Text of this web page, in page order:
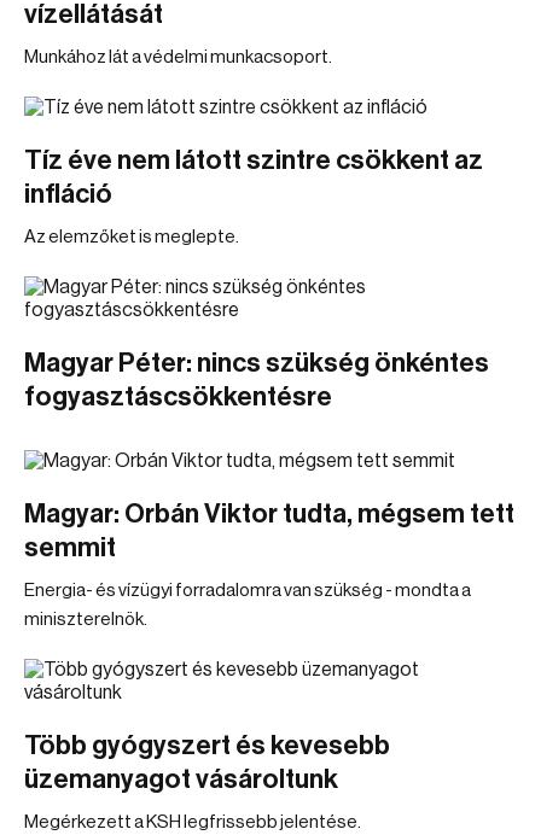
vízellátását
Munkához lát a védelmi munkacsoport.
Tíz éve nem látott szintre csökkent az
infláció
Az elemzőket is meglepte.
Magyar Péter: nincs szükség önkéntes
fogyasztáscsökkentésre
Magyar: Orbán Viktor tudta, mégsem tett
semmit
Energia- és vízügyi forradalomra van szükség - mondta a
miniszterelnök.
Több gyógyszert és kevesebb
üzemanyagot vásároltunk
Megérkezett a KSH legfrissebb jelentése.